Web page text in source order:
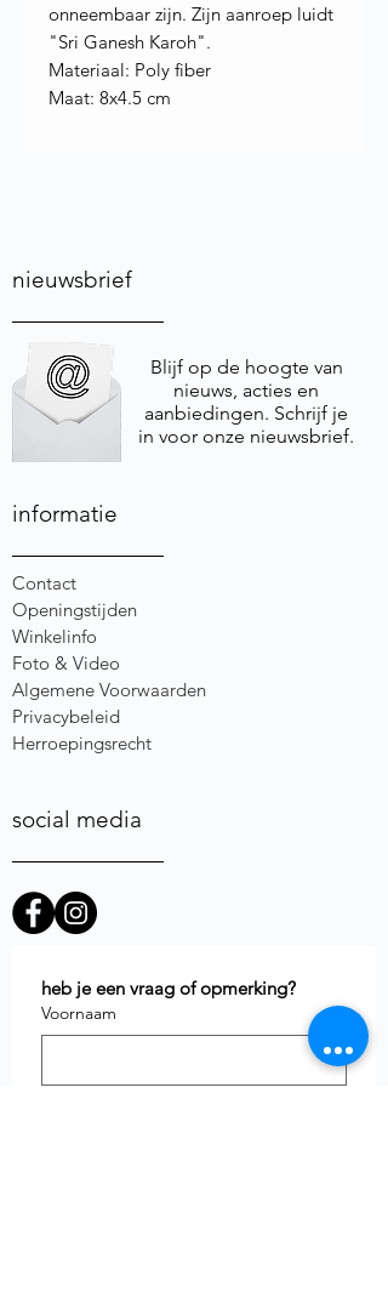
onneembaar zijn. Zijn aanroep luidt
"Sri Ganesh Karoh".
Materiaal: Poly fiber
Maat: 8x4.5 cm
nieuwsbrief
Blijf op de hoogte van
nieuws, acties en
aanbiedingen. Schrijf je
in voor onze nieuwsbrief.
informatie
Contact
Openingstijden
Winkelinfo
Foto & Video
Algemene Voorwaarden
Privacybeleid
Herroepingsrecht
social media
heb je een vraag of opmerking?
Voornaam